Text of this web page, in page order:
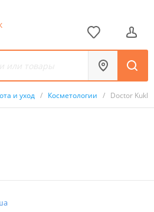
и уход / Косметологии / Doctor Kukla